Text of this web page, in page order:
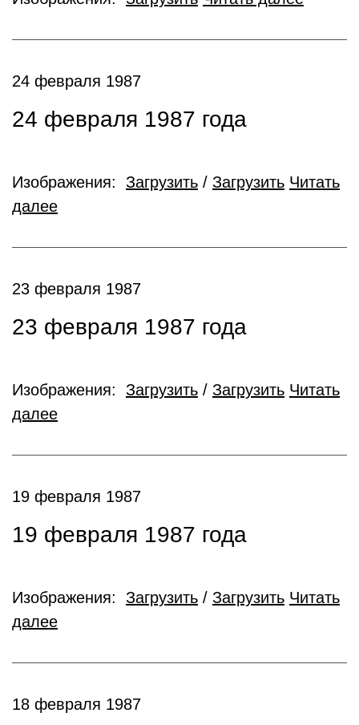
24 февраля 1987
24 февраля 1987 года
Изображения: Загрузить / Загрузить Читать
далее
23 февраля 1987
23 февраля 1987 года
Изображения: Загрузить / Загрузить Читать
далее
19 февраля 1987
19 февраля 1987 года
Изображения: Загрузить / Загрузить Читать
далее
18 февраля 1987